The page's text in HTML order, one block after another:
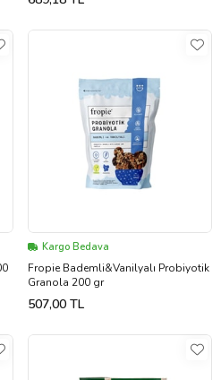
Kargo Bedava
Fropie Bademli&Vanilyalı Probiyotik
Granola 200 gr
507,00 TL